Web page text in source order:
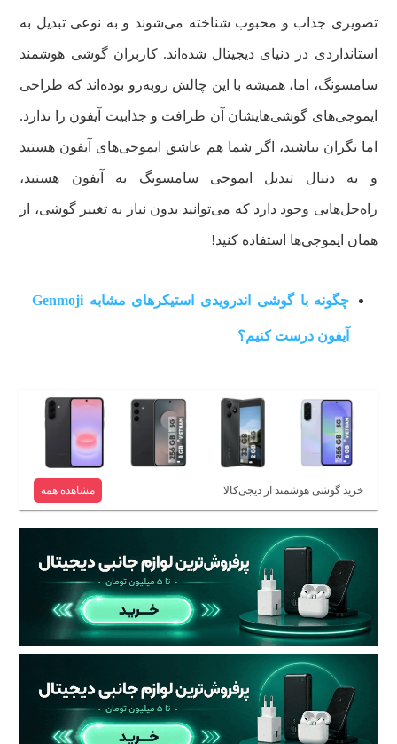
تصویری جذاب و محبوب شناخته می‌شوند و به نوعی تبدیل به
استانداردی در دنیای دیجیتال شده‌اند. کاربران گوشی هوشمند
سامسونگ، اما، همیشه با این چالش روبه‌رو بوده‌اند که طراحی
ایموجی‌های گوشی‌هایشان آن ظرافت و جذابیت آیفون را ندارد.
اما نگران نباشید، اگر شما هم عاشق ایموجی‌های آیفون هستید
و به دنبال تبدیل ایموجی سامسونگ به آیفون هستید،
راه‌حل‌هایی وجود دارد که می‌توانید بدون نیاز به تغییر گوشی، از
همان ایموجی‌ها استفاده کنید!
چگونه با گوشی اندرویدی استیکرهای مشابه Genmoji
آیفون درست کنیم؟
خرید گوشی هوشمند از دیجی‌کالا مشاهده همه